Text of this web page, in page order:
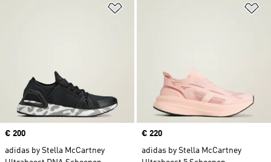
Price
€ 200
adidas by Stella McCartney
Price
€ 220
adidas by Stella McCartney